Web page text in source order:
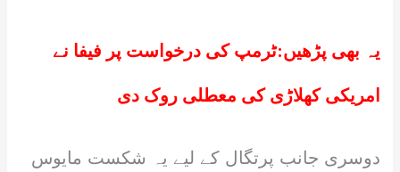
یہ بھی پڑھیں:ٹرمپ کی درخواست پر فیفا نے
امریکی کھلاڑی کی معطلی روک دی
دوسری جانب پرتگال کے لیے یہ شکست مایوس